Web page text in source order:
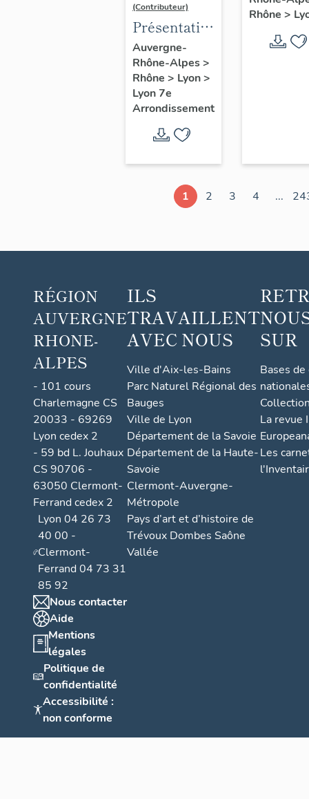
(Contributeur)
Présentation
du secteur
d'étude
Lyon
Guillotière
Auvergne-
Rhône-Alpes>
Rhône > Lyon>
Lyon 7e
Arrondissement
Lyon
Rhône >
1 2 3 4 ...
RÉGION
AUVERGNE
RHONE-
ALPES
- 101 cours
Charlemagne CS
20033 - 69269
Lyon cedex 2
- 59 bd L. Jouhaux
CS 90706 -
63050 Clermont-
Ferrand cedex 2
Lyon 04 26 73
40 00 -
Clermont-
Ferrand 04 73 31
85 92
Nous contacter
Aide
Mentions
légales
Politique de
confidentialité
Accessibilité :
non conforme
ILS
TRAVAILLENT
AVEC NOUS
Ville d'Aix-les-Bains
Parc Naturel Régional des
Bauges
Ville de Lyon
Département de la Savoie
Département de la Haute-
Savoie
Clermont-Auvergne-
Métropole
Pays d’art et d’histoire de
Trévoux Dombes Saône
Vallée
SUR
Bases
La revue
Les